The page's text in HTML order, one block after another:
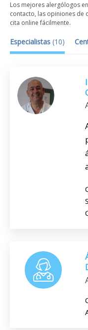
Los mejores alergólogos
contacto, las opiniones de
cita online fácilmente.
Especialistas (10)